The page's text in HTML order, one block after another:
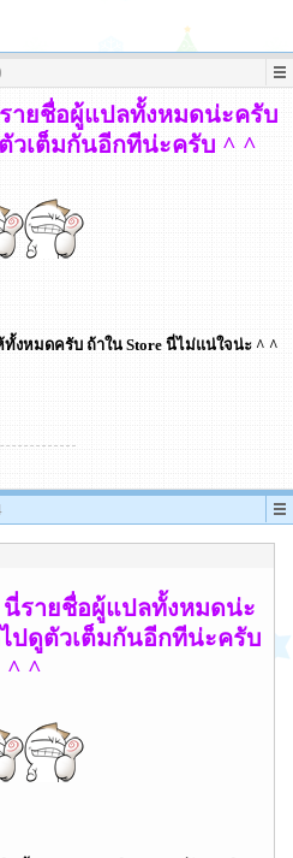
ายชื่อผู้แปลทั้งหมดน่ะครับ
วเต็มกันอีกทีน่ะครับ ^ ^
งหมดครับ ถ้าใน Store นี่ไม่แน่ใจน่ะ ^ ^
รายชื่อผู้แปลทั้งหมดน่ะ
ปดูตัวเต็มกันอีกทีน่ะครับ
^ ^